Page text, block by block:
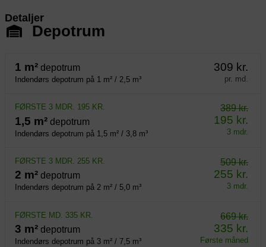
Detaljer
Depotrum
1 m² depotrum
Indendørs depotrum på 1 m² / 2,5 m³
309 kr.
pr. md.
FØRSTE 3 MDR. 195 KR.
1,5 m² depotrum
Indendørs depotrum på 1,5 m² / 3,8 m³
389 kr.
195 kr.
3 mdr.
FØRSTE 3 MDR. 255 KR.
2 m² depotrum
Indendørs depotrum på 2 m² / 5,0 m³
509 kr.
255 kr.
3 mdr.
FØRSTE MD. 335 KR.
3 m² depotrum
Indendørs depotrum på 3 m² / 7,5 m³
669 kr.
335 kr.
Første måned